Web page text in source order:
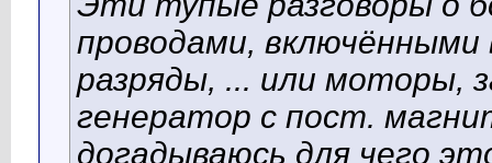
проводами,
разряды, ... или моторы,
генератор с пост.
догадываюсь для чего